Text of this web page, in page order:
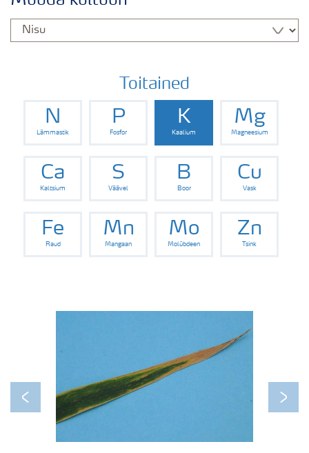
Nisu saak
Puudushaigused-Nisu
Väetamisprogrammid
Toitained
N
Lämmastik
P
Fosfor
K
Kaalium
Mg
Magneesium
Ca
Kaltsium
S
Väävel
B
Boor
Cu
Vask
Fe
Raud
Mn
Mangaan
Mo
Molübdeen
Zn
Tsink
Previous Next